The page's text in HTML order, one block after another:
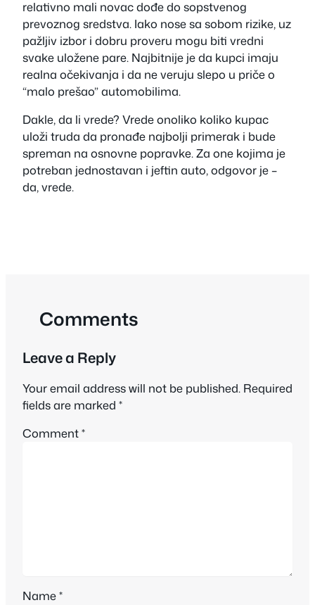
relativno mali novac dođe do sopstvenog
prevoznog sredstva. Iako nose sa sobom rizike, uz
pažljiv izbor i dobru proveru mogu biti vredni
svake uložene pare. Najbitnije je da kupci imaju
realna očekivanja i da ne veruju slepo u priče o
“malo prešao” automobilima.
Dakle, da li vrede? Vrede onoliko koliko kupac
uloži truda da pronađe najbolji primerak i bude
spreman na osnovne popravke. Za one kojima je
potreban jednostavan i jeftin auto, odgovor je –
da, vrede.
Comments
Leave a Reply
Your email address will not be published. Required
fields are marked *
Comment*
Name*